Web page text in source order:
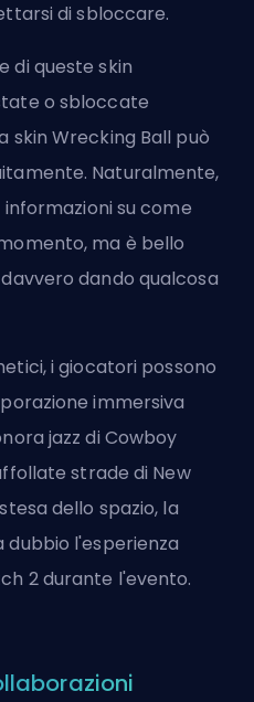
di sbloccare.
di queste skin
o sbloccate
skin Wrecking Ball può
Naturalmente,
su come
ma è bello
dando qualcosa
i giocatori possono
immersiva
jazz di Cowboy
strade di New
dello spazio, la
dubbio l'esperienza
2 durante l'evento.